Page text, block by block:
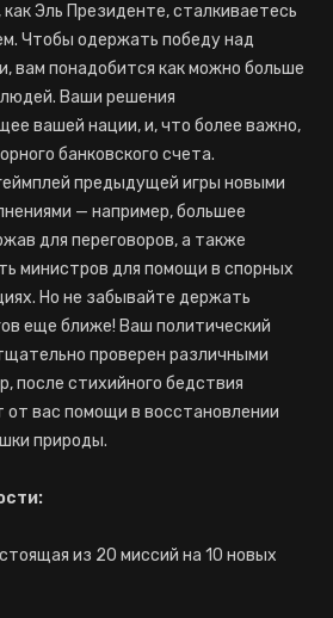
Эль Президенте, сталкиваетесь
Чтобы одержать победу над
вам понадобится как можно больше
Ваши решения
вашей нации, и, что более важно,
банковского счета.
предыдущей игры новыми
— например, большее
для переговоров, а также
министров для помощи в спорных
Но не забывайте держать
еще ближе! Ваш политический
проверен различными
после стихийного бедствия
от вас помощи в восстановлении
природы.
из 20 миссий на 10 новых